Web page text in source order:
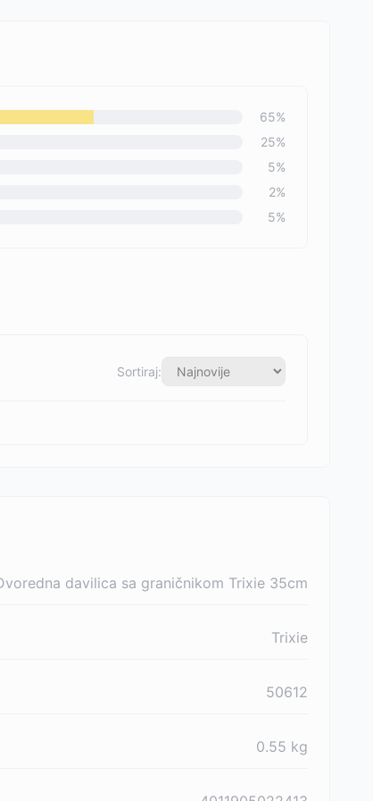
65%
25%
5%
2%
5%
Sortiraj:
davilica sa graničnikom Trixie 35cm
Trixie
50612
0.55 kg